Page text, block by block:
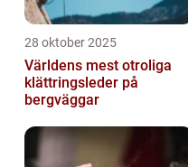
28 oktober 2025
Världens mest otroliga
klättringsleder på
bergväggar